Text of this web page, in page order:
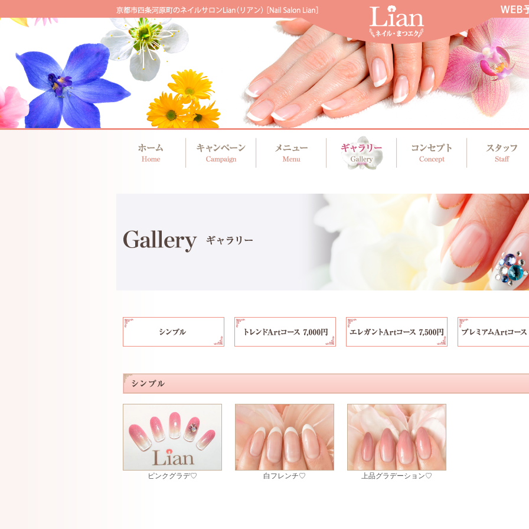
ピンクグラデ♡ 白フレンチ♡ 上品グラデーション♡